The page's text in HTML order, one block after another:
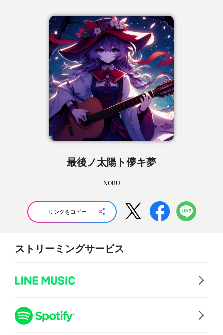
最後ノ太陽ト儚キ夢
NOBU
リンクをコピー
ストリーミングサービス